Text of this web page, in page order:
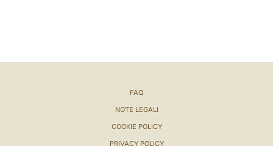
FAQ
NOTE LEGALI
COOKIE POLICY
PRIVACY POLICY